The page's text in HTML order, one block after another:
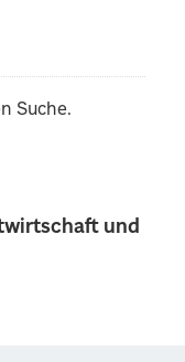
und
Suche.